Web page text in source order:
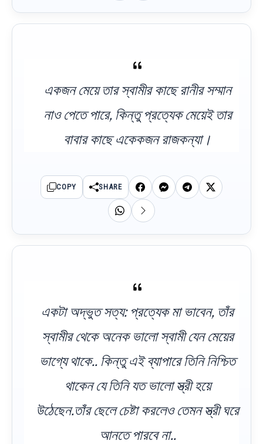
একজন মেয়ে তার স্বামীর কাছে রানীর সম্মান
নাও পেতে পারে, কিন্তু প্রত্যেক মেয়েই তার
বাবার কাছে একেকজন রাজকন্যা।
COPY SHARE
একটা অদ্ভুত সত্য: প্রত্যেক মা ভাবেন, তাঁর
স্বামীর থেকে অনেক ভালো স্বামী যেন মেয়ের
ভাগ্যে থাকে.. কিন্তু এই ব্যাপারে তিনি নিশ্চিত
থাকেন যে তিনি যত ভালো স্ত্রী হয়ে
উঠেছেন.তাঁর ছেলে চেষ্টা করলেও তেমন স্ত্রী ঘরে
আনতে পারবে না..